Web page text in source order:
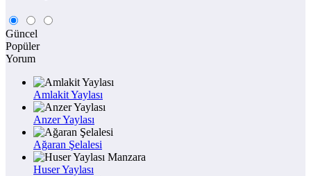
Güncel
Popüler
Yorum
Amlakit Yaylası
Anzer Yaylası
Ağaran Şelalesi
Huser Yaylası